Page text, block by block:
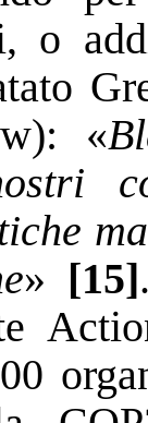
o
«
» [15]